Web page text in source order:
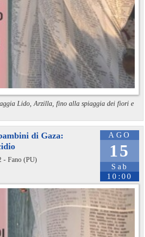
Lido, Arzilla, fino alla spiaggia dei fiori e
AGO
15
Sab
10:00
di Gaza:
- Fano (PU)